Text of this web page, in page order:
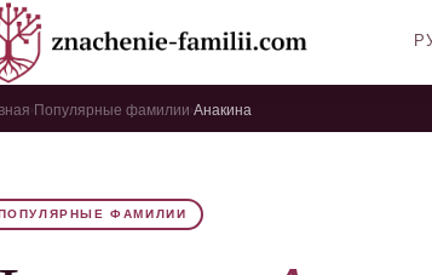
Популярные фамилии Анакина
ФАМИЛИИ